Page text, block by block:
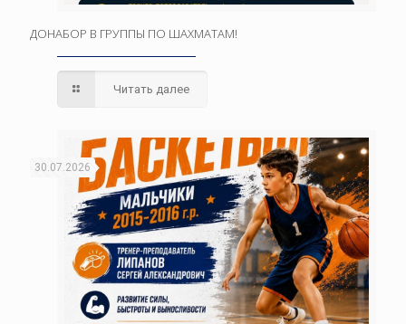
ДОНАБОР В ГРУППЫ ПО ШАХМАТАМ!
Читать далее
30.07.2026